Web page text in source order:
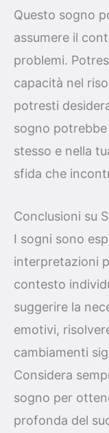
Questo sogno
assumere il
problemi.
capacità nel
potresti
sogno
stesso e nella
sfida che
Conclusioni su
I sogni sono
interpretazioni
contesto
suggerire la
emotivi,
cambiamenti
Considera
sogno per
profonda del